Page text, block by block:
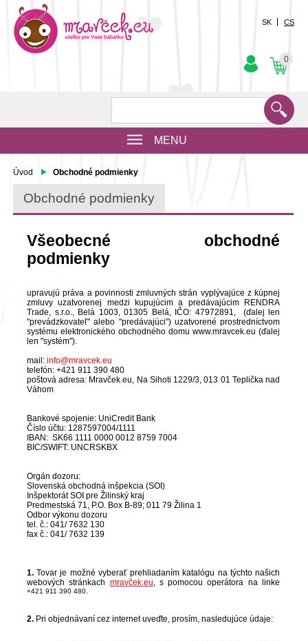
0
SK CS
MENU
Úvod Obchodné podmienky
Obchodné podmienky
Všeobecné obchodné
podmienky
upravujú práva a povinnosti zmluvných strán vyplývajúce z kúpnej
zmluvy uzatvorenej medzi kupujúcim a predávajúcim RENDRA
Trade, s.r.o., Belá 1003, 01305 Belá, IČO: 47972891, (ďalej len
"prevádzkovateľ" alebo "predávajúci") uzatvorené prostredníctvom
systému elektronického obchodného domu www.mravcek.eu (ďalej
len "systém").
mail: info@mravcek.eu
telefón: +421 911 390 480
poštová adresa: Mravček.eu, Na Sihoti 1229/3,013 01 Teplička nad
Váhom
Bankové spojenie: UniCredit Bank
Číslo účtu: 1287597004/1111
IBAN: SK66 1111 0000 0012 8759 7004
BIC/SWIFT: UNCRSKBX
Orgán dozoru:
Slovenská obchodná inšpekcia (SOI)
Inšpektorát SOI pre Žilinský kraj
Predmestská 71, P.O. Box B-89; 011 79 Žilina 1
Odbor výkonu dozoru
tel. č.: 041/ 7632 130
fax č.: 041/ 7632 139
1. Tovar je možné vyberať prehliadaním katalógu na týchto našich
webových stránkach mravček.eu, s pomocou operátora na linke
+421 911 390 480.
2. Pri objednávaní cez internet uveďte, prosím, nasledujúce údaje: